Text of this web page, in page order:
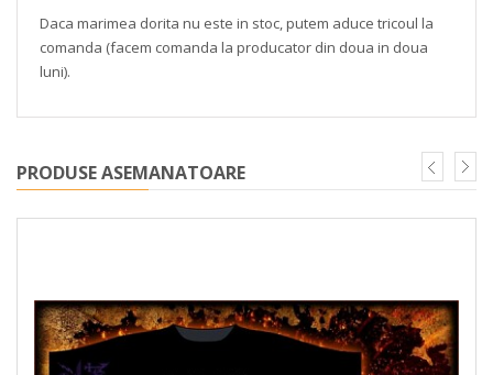
Daca marimea dorita nu este in stoc, putem aduce tricoul la
comanda (facem comanda la producator din doua in doua
luni).
PRODUSE ASEMANATOARE